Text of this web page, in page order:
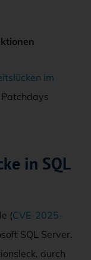
im
in SQL
(CVE-2025-
SQL Server.
durch